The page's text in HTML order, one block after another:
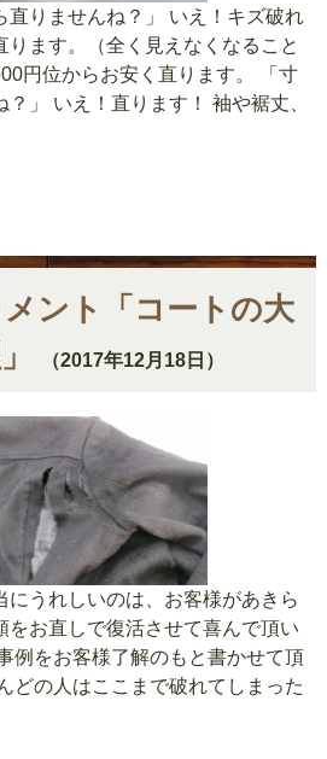
直りませんね？」 いえ！キズ破れ
ます。（全く見えなくなること
円位からお安く直ります。 「寸
」 いえ！直ります！ 袖や裾丈、
ント「コートの大
（2017年12月18日）
にうれしいのは、お客様があきら
をお直しで復活させて喜んで頂い
例をお客様了解のもと書かせて頂
どの人はここまで破れてしまった